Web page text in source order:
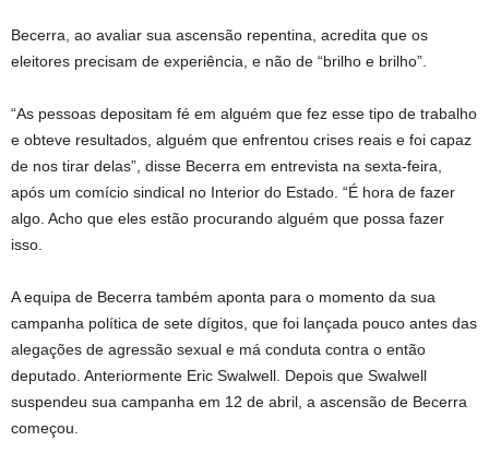
Becerra, ao avaliar sua ascensão repentina, acredita que os
eleitores precisam de experiência, e não de “brilho e brilho”.
“As pessoas depositam fé em alguém que fez esse tipo de trabalho
e obteve resultados, alguém que enfrentou crises reais e foi capaz
de nos tirar delas”, disse Becerra em entrevista na sexta-feira,
após um comício sindical no Interior do Estado. “É hora de fazer
algo. Acho que eles estão procurando alguém que possa fazer
isso.
A equipa de Becerra também aponta para o momento da sua
campanha política de sete dígitos, que foi lançada pouco antes das
alegações de agressão sexual e má conduta contra o então
deputado. Anteriormente Eric Swalwell. Depois que Swalwell
suspendeu sua campanha em 12 de abril, a ascensão de Becerra
começou.